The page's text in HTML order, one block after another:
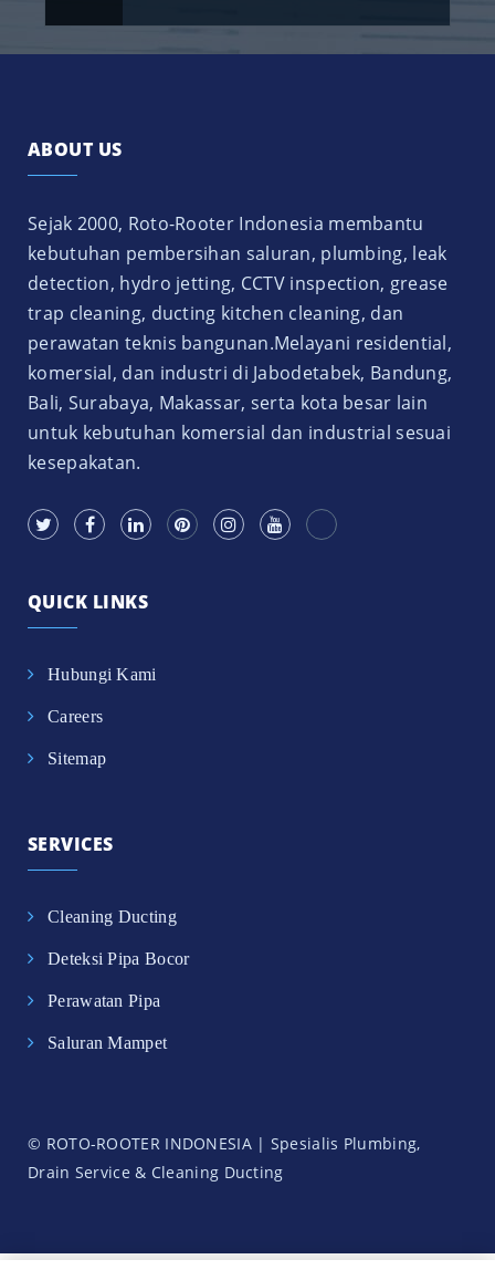
ABOUT US
Sejak 2000, Roto-Rooter Indonesia membantu
kebutuhan pembersihan saluran, plumbing, leak
detection, hydro jetting, CCTV inspection, grease
trap cleaning, ducting kitchen cleaning, dan
perawatan teknis bangunan.Melayani residential,
komersial, dan industri di Jabodetabek, Bandung,
Bali, Surabaya, Makassar, serta kota besar lain
untuk kebutuhan komersial dan industrial sesuai
kesepakatan.
QUICK LINKS
Hubungi Kami
Careers
Sitemap
SERVICES
Cleaning Ducting
Deteksi Pipa Bocor
Perawatan Pipa
Saluran Mampet
© ROTO-ROOTER INDONESIA | Spesialis Plumbing,
Drain Service & Cleaning Ducting